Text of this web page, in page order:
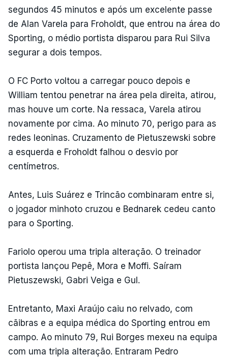
segundos 45 minutos e após um excelente passe
de Alan Varela para Froholdt, que entrou na área do
Sporting, o médio portista disparou para Rui Silva
segurar a dois tempos.
O FC Porto voltou a carregar pouco depois e
William tentou penetrar na área pela direita, atirou,
mas houve um corte. Na ressaca, Varela atirou
novamente por cima. Ao minuto 70, perigo para as
redes leoninas. Cruzamento de Pietuszewski sobre
a esquerda e Froholdt falhou o desvio por
centímetros.
Antes, Luis Suárez e Trincão combinaram entre si,
o jogador minhoto cruzou e Bednarek cedeu canto
para o Sporting.
Fariolo operou uma tripla alteração. O treinador
portista lançou Pepê, Mora e Moffi. Saíram
Pietuszewski, Gabri Veiga e Gul.
Entretanto, Maxi Araújo caiu no relvado, com
cãibras e a equipa médica do Sporting entrou em
campo. Ao minuto 79, Rui Borges mexeu na equipa
com uma tripla alteração. Entraram Pedro